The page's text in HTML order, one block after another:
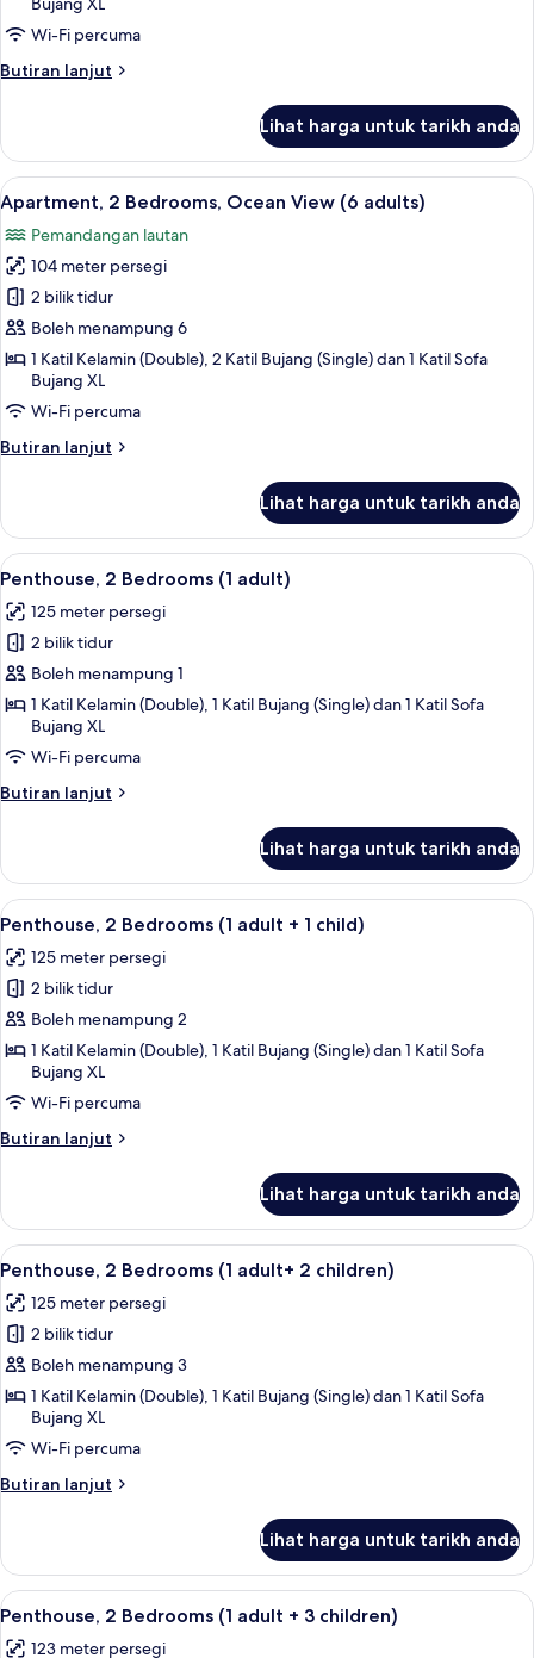
View
(5
adults
1
child)
Wi-Fi percuma
Butiran lanjut
Butiran
2
Bedrooms,
Ocean
View
(5
adults
+
child)
Lihat harga untuk tarikh anda
Lihat
semua
foto
untuk
Apartment,
2
Bedrooms,
Ocean
View
(6
adults)
2 bilik tidur, peti besi dalam bilik,
10
Apartment, 2 Bedrooms, Ocean View (6 adults)
Pemandangan lautan
104 meter persegi
2 bilik tidur
Boleh menampung 6
1 Katil Kelamin (Double), 2 Katil Bujang (Single) dan 1 Katil Sofa
Bujang XL
Wi-Fi percuma
Butiran lanjut
Butiran
2
Bedrooms,
Ocean
(6
adults)
Lihat harga untuk tarikh anda
Lihat
semua
foto
untuk
Penthouse,
2
Bedrooms
(1
adult)
2 bilik tidur, peti besi dalam bilik,
11
Penthouse, 2 Bedrooms (1 adult)
125 meter persegi
2 bilik tidur
Boleh menampung 1
1 Katil Kelamin (Double), 1 Katil Bujang (Single) dan 1 Katil Sofa
Bujang XL
Wi-Fi percuma
Butiran lanjut
Butiran
2
Bedrooms
(1
Lihat harga untuk tarikh anda
Lihat
semua
foto
untuk
Penthouse,
2
Bedrooms
(1
adult
child)
2 bilik tidur, peti besi dalam bilik,
11
Penthouse, 2 Bedrooms (1 adult + 1 child)
125 meter persegi
2 bilik tidur
Boleh menampung 2
1 Katil Kelamin (Double), 1 Katil Bujang (Single) dan 1 Katil Sofa
Bujang XL
Wi-Fi percuma
Butiran lanjut
Butiran
2
Bedrooms
(1
+
child)
Lihat harga untuk tarikh anda
Lihat
semua
foto
untuk
Penthouse,
2
Bedrooms
(1
adult+
2 bilik tidur, peti besi dalam bilik,
11
Penthouse, 2 Bedrooms (1 adult+ 2 children)
125 meter persegi
2 bilik tidur
Boleh menampung 3
1 Katil Kelamin (Double), 1 Katil Bujang (Single) dan 1 Katil Sofa
Bujang XL
Wi-Fi percuma
Butiran lanjut
Butiran
2
Bedrooms
(1
Lihat harga untuk tarikh anda
Lihat
semua
2 bilik tidur, peti besi dalam bilik,
11
Penthouse, 2 Bedrooms (1 adult + 3 children)
123 meter persegi